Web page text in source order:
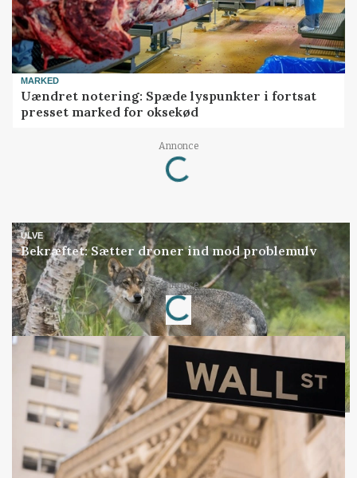
MARKED
Uændret notering: Spæde lyspunkter i fortsat
presset marked for oksekød
Annonce
Loading...
ULVE
Bekræftet: Sætter droner ind mod problemulv
Annonce
Loading...